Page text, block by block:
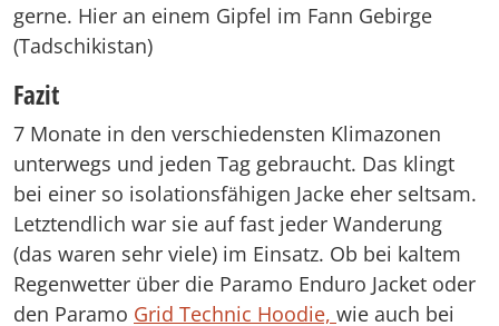
gerne. Hier an einem Gipfel im Fann Gebirge
(Tadschikistan)
Fazit
7 Monate in den verschiedensten Klimazonen
unterwegs und jeden Tag gebraucht. Das klingt
bei einer so isolationsfähigen Jacke eher seltsam.
Letztendlich war sie auf fast jeder Wanderung
(das waren sehr viele) im Einsatz. Ob bei kaltem
Regenwetter über die Paramo Enduro Jacket oder
den Paramo Grid Technic Hoodie, wie auch bei